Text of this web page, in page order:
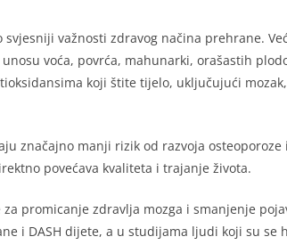
važnosti zdravog načina prehrane.
voća, povrća, mahunarki, orašastih
koji štite tijelo, uključujući
značajno manji rizik od razvoja osteoporoze
povećava kvaliteta i trajanje života.
promicanje zdravlja mozga i smanjenje
i DASH dijete, a u studijama ljudi koji su se